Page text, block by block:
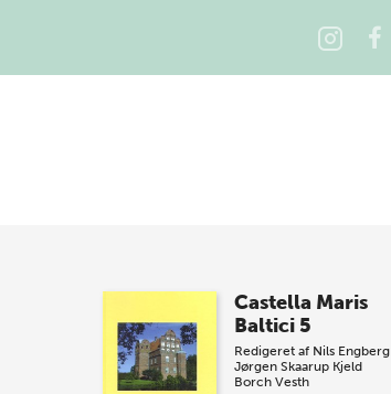
Castella Maris
Baltici 5
Redigeret af Nils Engberg
Jørgen Skaarup Kjeld
Borch Vesth